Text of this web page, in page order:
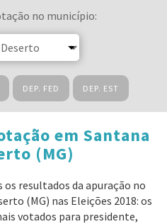
no município:
DEP. FED DEP. EST
em Santana
(MG)
resultados da apuração no
(MG) nas Eleições 2018: os
votados para presidente,